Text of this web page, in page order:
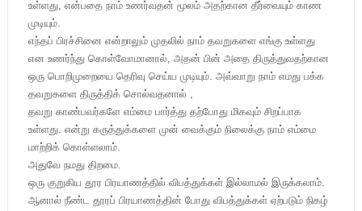
உள்ளது, என்பதை நாம் உணர்வதன் மூலம் அதற்கான தீர்வையும் காண
முடியும்.
எந்தப் பிரச்சினை என்றாலும் முதலில் நாம் தவறுகளை எங்கு உள்ளது
என உணர்ந்து கொள்வோமானால், அதன் பின் அதை திருத்துவதற்கான
ஒரு பொறிமுறையை தெரிவு செய்ய முடியும். அவ்வாறு நாம் எமது பக்க
தவறுகளை திருத்திக் சொல்வதனால் ,
தவறு காண்பவர்களே எம்மை பார்த்து தற்போது மிகவும் சிறப்பாக
உள்ளது. என்று கருத்துக்களை முன் வைக்கும் நிலைக்கு நாம் எம்மை
மாற்றிக் கொள்ளலாம்.
அதுவே நமது திறமை.
ஒரு குறுகிய தூர பிரயாணத்தில் விபத்துக்கள் இல்லாமல் இருக்கலாம்.
ஆனால் நீண்ட தூரப் பிரயாணத்தின் போது விபத்துக்கள் ஏற்படும் நிகழ்